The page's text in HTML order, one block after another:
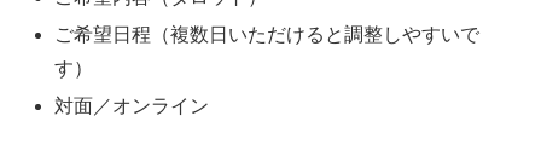
ご希望日程（複数日いただけると調整しやすいで
す）
対面／オンライン